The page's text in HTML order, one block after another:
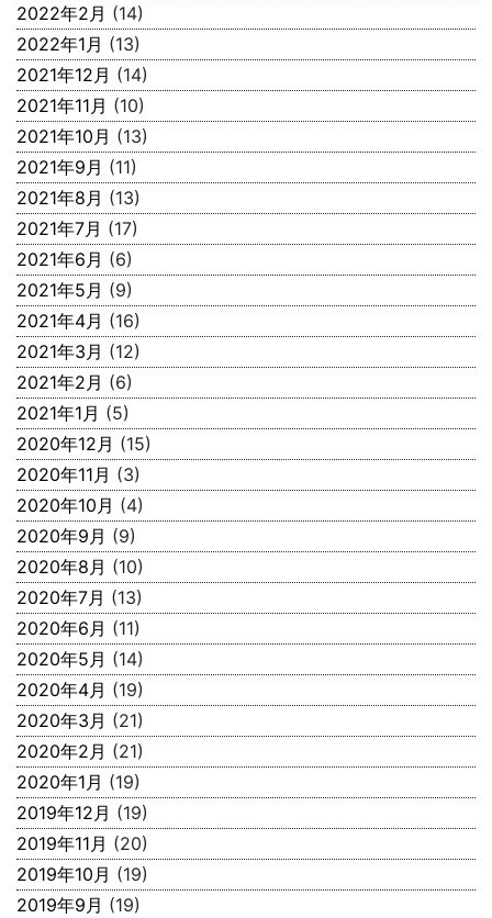
2022年2月 (14)
2022年1月 (13)
2021年12月 (14)
2021年11月 (10)
2021年10月 (13)
2021年9月 (11)
2021年8月 (13)
2021年7月 (17)
2021年6月 (6)
2021年5月 (9)
2021年4月 (16)
2021年3月 (12)
2021年2月 (6)
2021年1月 (5)
2020年12月 (15)
2020年11月 (3)
2020年10月 (4)
2020年9月 (9)
2020年8月 (10)
2020年7月 (13)
2020年6月 (11)
2020年5月 (14)
2020年4月 (19)
2020年3月 (21)
2020年2月 (21)
2020年1月 (19)
2019年12月 (19)
2019年11月 (20)
2019年10月 (19)
2019年9月 (19)